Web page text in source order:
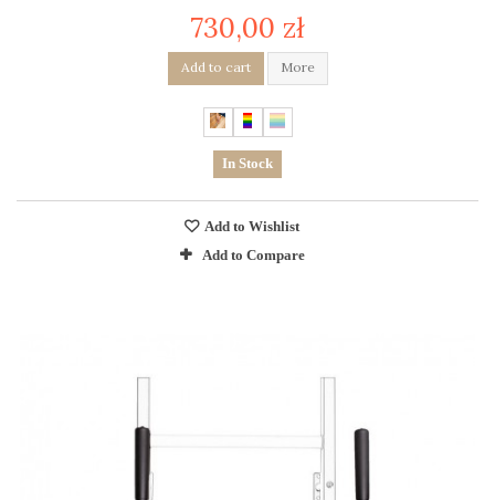
730,00 zł
Add to cart More
In Stock
Add to Wishlist
Add to Compare